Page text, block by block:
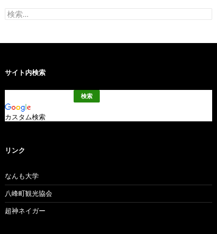
検
索:
サイト内検索
カスタム検索
リンク
なんも大学
八峰町観光協会
超神ネイガー